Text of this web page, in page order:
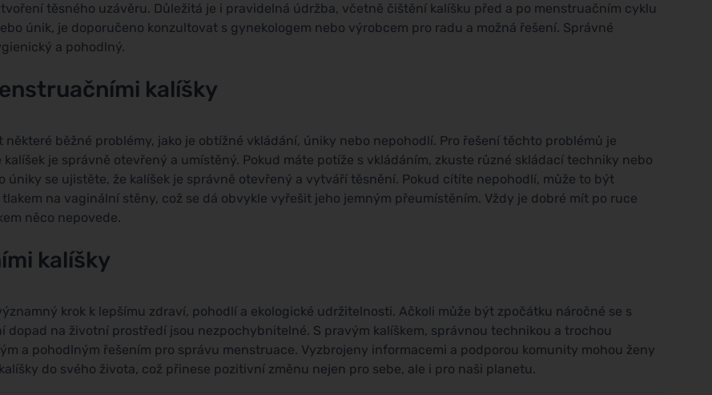
těsného uzávěru. Důležitá je i pravidelná údržba, včetně čištění kalíšku před a po menstruačním cyklu
únik, je doporučeno konzultovat s gynekologem nebo výrobcem pro radu a možná řešení. Správné
a pohodlný.
kalíšky
běžné problémy, jako je obtížné vkládání, úniky nebo nepohodlí. Pro řešení těchto problémů je
je správně otevřený a umístěný. Pokud máte potíže s vkládáním, zkuste různé skládací techniky nebo
úniky se ujistěte, že kalíšek je správně otevřený a vytváří těsnění. Pokud cítíte nepohodlí, může to být
na vaginální stěny, což se dá obvykle vyřešit jeho jemným přeumístěním. Vždy je dobré mít po ruce
něco nepovede.
kalíšky
krok k lepšímu zdraví, pohodlí a ekologické udržitelnosti. Ačkoli může být zpočátku náročné se s
na životní prostředí jsou nezpochybnitelné. S pravým kalíškem, správnou technikou a trochou
a pohodlným řešením pro správu menstruace. Vyzbrojeny informacemi a podporou komunity mohou ženy
do svého života, což přinese pozitivní změnu nejen pro sebe, ale i pro naši planetu.